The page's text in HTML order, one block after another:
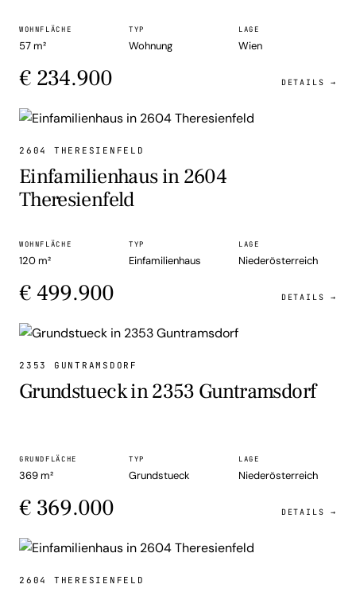
WOHNFLÄCHE
57 m²
TYP
Wohnung
LAGE
Wien
€ 234.900 DETAILS →
2604 THERESIENFELD
Einfamilienhaus in 2604
Theresienfeld
WOHNFLÄCHE
120 m²
TYP
Einfamilienhaus
LAGE
Niederösterreich
€ 499.900 DETAILS →
2353 GUNTRAMSDORF
Grundstueck in 2353 Guntramsdorf
GRUNDFLÄCHE
369 m²
TYP
Grundstueck
LAGE
Niederösterreich
€ 369.000 DETAILS →
2604 THERESIENFELD